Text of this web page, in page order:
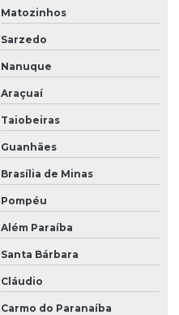
Matozinhos
Sarzedo
Nanuque
Araçuaí
Taiobeiras
Guanhães
Brasília de Minas
Pompéu
Além Paraíba
Santa Bárbara
Cláudio
Carmo do Paranaíba